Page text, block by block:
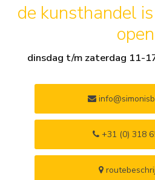
de kunsthandel
open
dinsdag t/m zaterdag 11-
+31 (0) 318